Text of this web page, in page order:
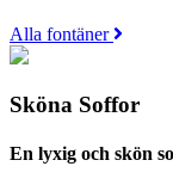
Alla fontäner
Sköna Soffor
En lyxig och skön